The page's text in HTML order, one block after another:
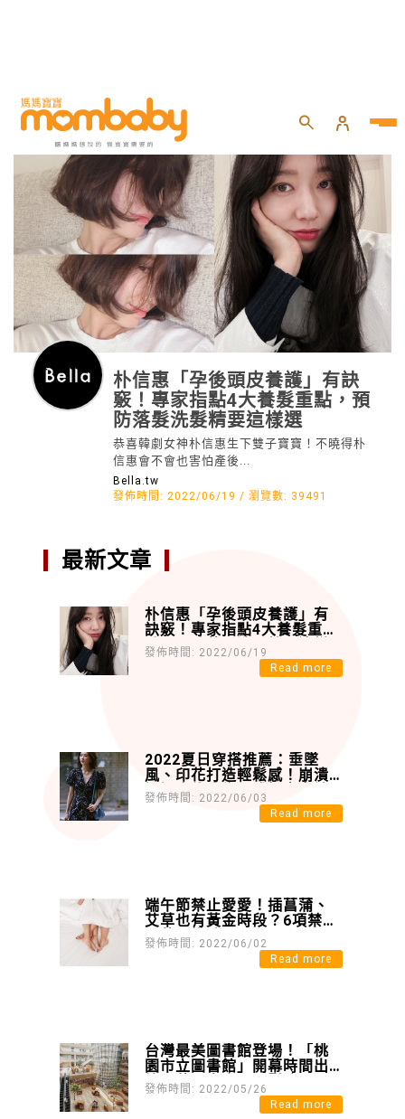
朴信惠「孕後頭皮養護」有訣
竅！專家指點4大養髮重點，預
防落髮洗髮精要這樣選
恭喜韓劇女神朴信惠生下雙子寶寶！不曉得朴
信惠會不會也害怕產後...
Bella.tw
發佈時間: 2022/06/19 / 瀏覽數: 39491
最新文章
朴信惠「孕後頭皮養護」有
訣竅！專家指點4大養髮重
點，預防落髮洗髮精要這樣
選
發佈時間: 2022/06/19
Read more
2022夏日穿搭推薦：垂墜
風、印花打造輕鬆感！崩潰
媽媽也能成為優雅愜意女神
發佈時間: 2022/06/03
Read more
端午節禁止愛愛！插菖蒲、
艾草也有黃金時段？6項禁忌
千萬別挑戰
發佈時間: 2022/06/02
Read more
台灣最美圖書館登場！「桃
園市立圖書館」開幕時間出
爐，蔦屋書店、電影院、星
巴克都將進駐 !
發佈時間: 2022/05/26
Read more